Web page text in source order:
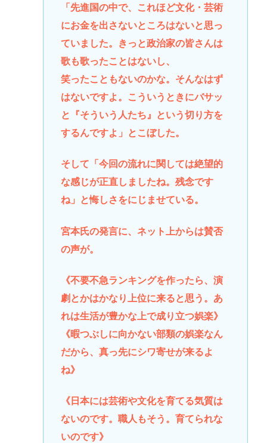
「先進国の中で、これほど文化・芸術
にお金を出さないところはないと思っ
ていました。きっと政治家の皆さんは
歌も歌ったことはないし、
笑ったこともないのかな。そんなはず
はないですよ。こういうときにバサッ
と『そういう人たち』という切り方を
するんですよ」とこぼした。
そして「今回の流れに関しては絶望的
な感じが正直しましたね。残念です
ね」と悔しさをにじませている。
宮本氏の発言に、ネット上からは賛否
の声が。
《不要不急ランキングを作ったら、演
劇とかはかなり上位に来ると思う。あ
れは生活が豊かな上で成り立つ娯楽》
《暇つぶしに向かない部類の娯楽なん
だから、真っ先にシワ寄せが来るよ
ね》
《日本には芸術や文化を育てる気質は
ないのです。職人もそう。育てられな
いのです》